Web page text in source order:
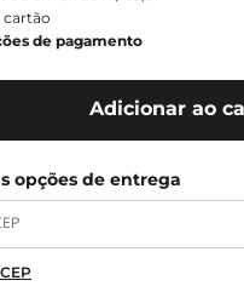
cartão
de pagamento
Adicionar ao